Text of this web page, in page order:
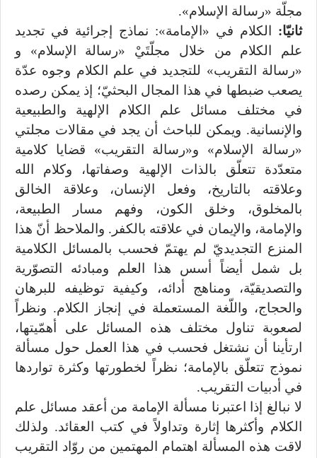
مجلّة «رسالة الإسلام».
ثانيّا: الكلام في «الإمامة»: نماذج إجرائية في تجديد
علم الكلام من خلال مجلّتَيْ «رسالة الإسلام» و
«رسالة التقريب» للتجديد في علم الكلام وجوه عدّة
يصعب ضبطها في هذا المجال البحثيّ؛ إذ يمكن رصده
في مختلف مسائل علم الكلام الإلهية والطبيعية
والإنسانية. ويمكن للباحث أن يجد في مقالات مجلتي
«رسالة الإسلام» و«رسالة التقريب» قضايا كلامية
متعدّدة تتعلّق بالذات الإلهية وصفاتها، وكلام الله
وعلاقته بالتاريخ، وفعل الإنسان، وعلاقة الخالق
بالمخلوق، وخلق الكون، وفهم مسار الطبيعة،
والإمامة، والإيمان في علاقته بالكفر. والملاحظ أنّ هذا
المنزع التجديديّ لم يهتمّ فحسب بالمسائل الكلامية
بل شمل أيضاً أسس هذا العلم ومبادئه التصوّرية
والتصديقيّة، ومناهج أدائه، وكيفية توظيفه للبرهان
والحجاج، واللّغة المستعملة في إنجاز الكلام. ونظراً
لصعوبة تناول مختلف هذه المسائل على أهمّيتها،
ارتأينا أن نشتغل فحسب في هذا العمل حول مسألة
نموذج تتعلّق بالإمامة؛ نظراً لخطورتها وكثرة تواردها
في أدبيات التقريب.
لا نبالغ إذا اعتبرنا مسألة الإمامة من أعقد مسائل علم
الكلام وأكثرها إثارة وتداولاً في كتب العقائد. ولذلك
لاقت هذه المسألة اهتمام المهتمين من روّاد التقريب